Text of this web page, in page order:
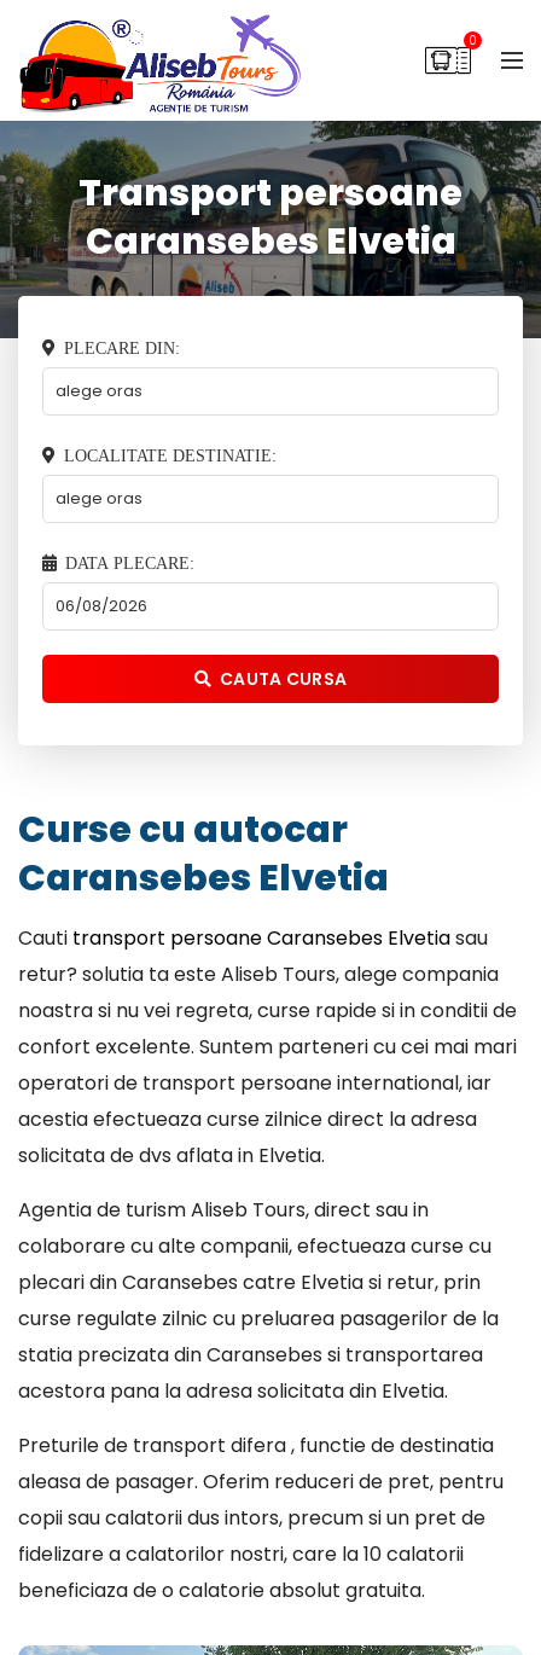
0
Transport persoane
Caransebes Elvetia
PLECARE DIN:
LOCALITATE DESTINATIE:
DATA PLECARE:
CAUTA CURSA
Curse cu autocar
Caransebes Elvetia
Cauti transport persoane Caransebes Elvetiasau
retur? solutia ta este Aliseb Tours, alege compania
noastra si nu vei regreta, curse rapide si in conditii de
confort excelente. Suntem parteneri cu cei mai mari
operatori de transport persoane international, iar
acestia efectueaza curse zilnice direct la adresa
solicitata de dvs aflata in Elvetia.
Agentia de turism Aliseb Tours, direct sau in
colaborare cu alte companii, efectueaza curse cu
plecari din Caransebes catre Elvetia si retur, prin
curse regulate zilnic cu preluarea pasagerilor de la
statia precizata din Caransebes si transportarea
acestora pana la adresa solicitata din Elvetia.
Preturile de transport difera , functie de destinatia
aleasa de pasager. Oferim reduceri de pret, pentru
copii sau calatorii dus intors, precum si un pret de
fidelizare a calatorilor nostri, care la 10 calatorii
beneficiaza de o calatorie absolut gratuita.